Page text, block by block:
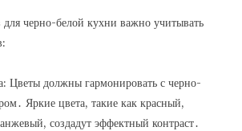
черно-белой кухни важно учитывать
Цветы должны гармонировать с черно-
Яркие цвета, такие как красный,
создадут эффектный контраст․